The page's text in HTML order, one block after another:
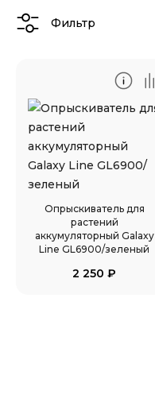
Фильтр
Опрыскиватель для
растений
аккумуляторный Galaxy
Line GL6900/зеленый
2 250₽